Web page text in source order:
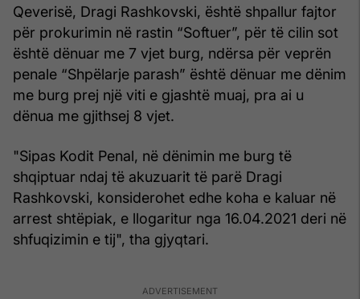
Qeverisë, Dragi Rashkovski, është shpallur fajtor
për prokurimin në rastin “Softuer”, për të cilin sot
është dënuar me 7 vjet burg, ndërsa për veprën
penale “Shpëlarje parash” është dënuar me dënim
me burg prej një viti e gjashtë muaj, pra ai u
dënua me gjithsej 8 vjet.
"Sipas Kodit Penal, në dënimin me burg të
shqiptuar ndaj të akuzuarit të parë Dragi
Rashkovski, konsiderohet edhe koha e kaluar në
arrest shtëpiak, e llogaritur nga 16.04.2021 deri në
shfuqizimin e tij", tha gjyqtari.